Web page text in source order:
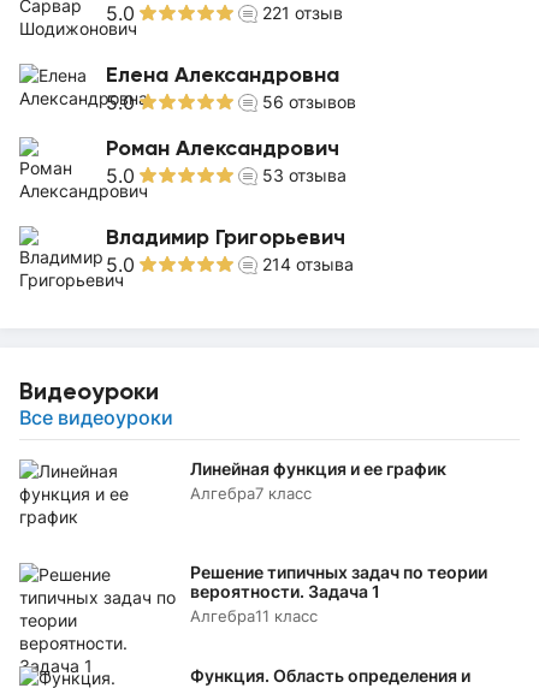
5.0 221 отзыв
Елена Александровна
5.0 56 отзывов
Роман Александрович
5.0 53 отзыва
Владимир Григорьевич
5.0 214 отзыва
Видеоуроки
Все видеоуроки
Линейная функция и ее график
Алгебра7 класс
Решение типичных задач по теории
вероятности. Задача 1
Алгебра11 класс
Функция. Область определения и